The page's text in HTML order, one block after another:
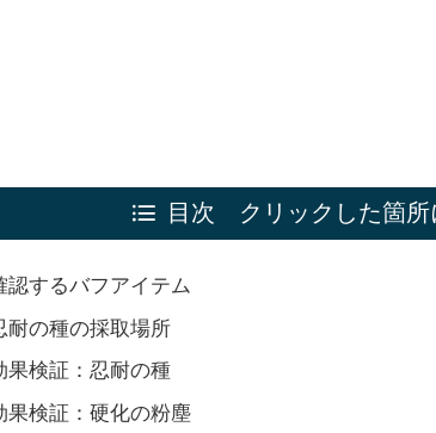
目次 クリックした箇所
認するバフアイテム
耐の種の採取場所
果検証：忍耐の種
果検証：硬化の粉塵